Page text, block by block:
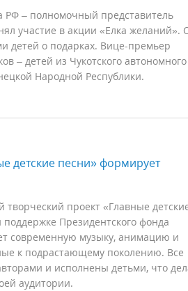
РФ – полномочный представитель
участие в акции «Елка желаний».
детей о подарках. Вице-премьер
– детей из Чукотского автономного
Народной Республики.
детские песни» формирует
творческий проект «Главные
Президентского фонда
современную музыку, анимацию и
к подрастающему поколению. Все
и исполнены детьми, что
аудитории.